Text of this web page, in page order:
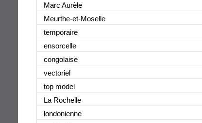
Marc Aurèle
Meurthe-et-Moselle
temporaire
ensorcelle
congolaise
vectoriel
top model
La Rochelle
londonienne